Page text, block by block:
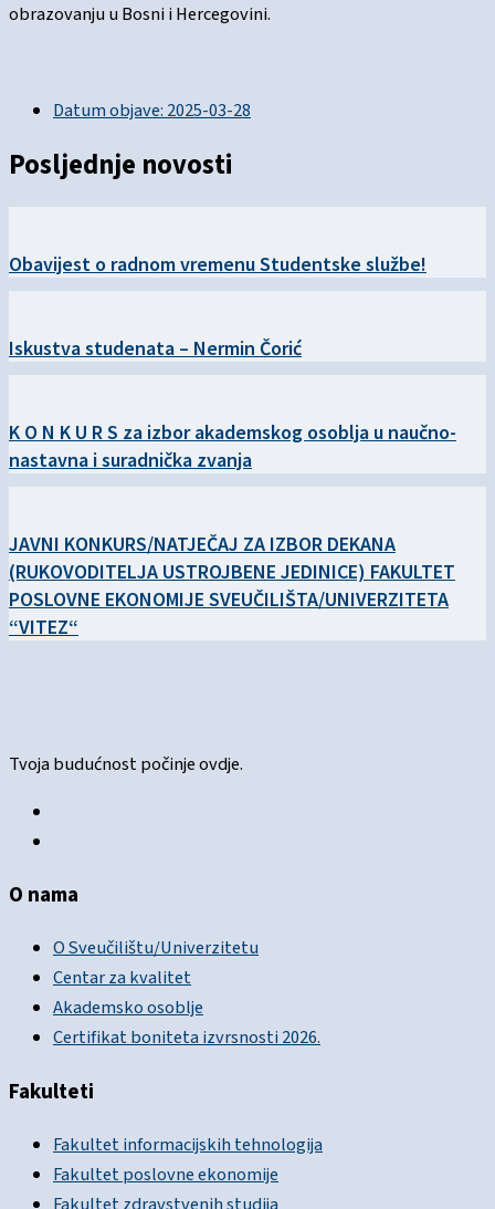
obrazovanju u Bosni i Hercegovini.
Datum objave:2025-03-28
Posljednje novosti
Obavijest o radnom vremenu Studentske službe!
Iskustva studenata – Nermin Čorić
K O N K U R S za izbor akademskog osoblja u naučno-
nastavna i suradnička zvanja
JAVNI KONKURS/NATJEČAJ ZA IZBOR DEKANA
(RUKOVODITELJA USTROJBENE JEDINICE) FAKULTET
POSLOVNE EKONOMIJE SVEUČILIŠTA/UNIVERZITETA
“VITEZ“
Tvoja budućnost počinje ovdje.
O nama
O Sveučilištu/Univerzitetu
Centar za kvalitet
Akademsko osoblje
Certifikat boniteta izvrsnosti 2026.
Fakulteti
Fakultet informacijskih tehnologija
Fakultet poslovne ekonomije